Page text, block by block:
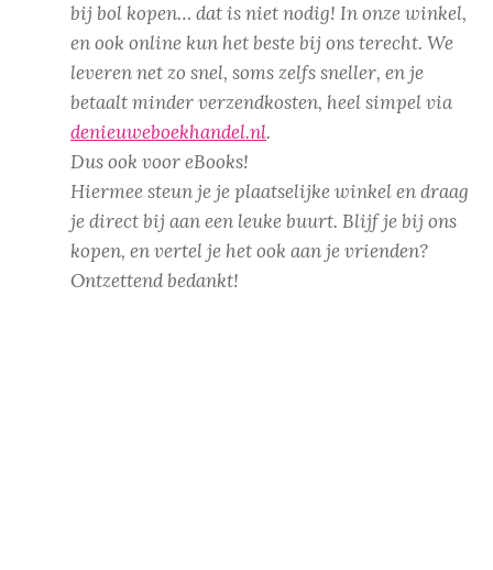
bij bol kopen… dat is niet nodig! In onze winkel,
en ook online kun het beste bij ons terecht. We
leveren net zo snel, soms zelfs sneller, en je
betaalt minder verzendkosten, heel simpel via
denieuweboekhandel.nl.
Dus ook voor eBooks!
Hiermee steun je je plaatselijke winkel en draag
je direct bij aan een leuke buurt. Blijf je bij ons
kopen, en vertel je het ook aan je vrienden?
Ontzettend bedankt!